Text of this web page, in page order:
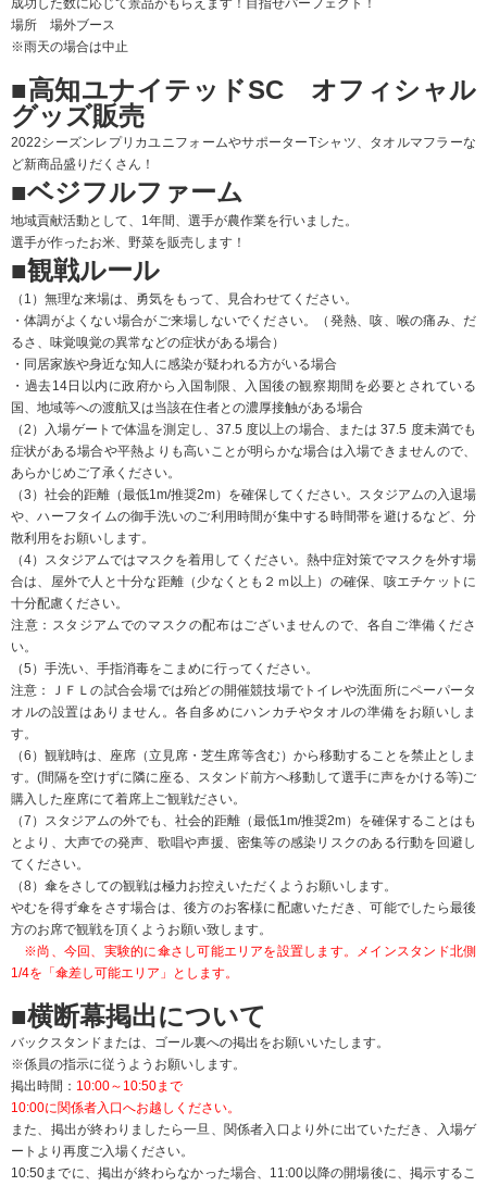
や、ハーフタイムの御手洗いのご利用時間が集中する時間帯を避けるなど、分
散利用をお願いします。
（4）スタジアムではマスクを着用してください。熱中症対策でマスクを外す場
合は、屋外で人と十分な距離（少なくとも２ｍ以上）の確保、咳エチケットに
十分配慮ください。
注意：スタジアムでのマスクの配布はございませんので、各自ご準備くださ
い。
（5）手洗い、手指消毒をこまめに行ってください。
注意：ＪＦＬの試合会場では殆どの開催競技場でトイレや洗面所にペーパータ
オルの設置はありません。各自多めにハンカチやタオルの準備をお願いしま
す。
（6）観戦時は、座席（立見席・芝生席等含む）から移動することを禁止としま
す。(間隔を空けずに隣に座る、スタンド前方へ移動して選手に声をかける等)ご
購入した座席にて着席上ご観戦ださい。
（7）スタジアムの外でも、社会的距離（最低1m/推奨2m）を確保することはも
とより、大声での発声、歌唱や声援、密集等の感染リスクのある行動を回避し
てください。
（8）傘をさしての観戦は極力お控えいただくようお願いします。
やむを得ず傘をさす場合は、後方のお客様に配慮いただき、可能でしたら最後
方のお席で観戦を頂くようお願い致します。
※尚、今回、実験的に傘さし可能エリアを設置します。メインスタンド北側
1/4を「傘差し可能エリア」とします。
■横断幕掲出について
バックスタンドまたは、ゴール裏への掲出をお願いいたします。
※係員の指示に従うようお願いします。
掲出時間：10:00～10:50まで
10:00に関係者入口へお越しください。
また、掲出が終わりましたら一旦、関係者入口より外に出ていただき、入場ゲ
ートより再度ご入場ください。
10:50までに、掲出が終わらなかった場合、11:00以降の開場後に、掲示するこ
とも可能です。
■声出し応援について
下記の声出し可能エリアにて、声出し応援が可能です。
声出し可能エリア以外での声出しは厳
禁